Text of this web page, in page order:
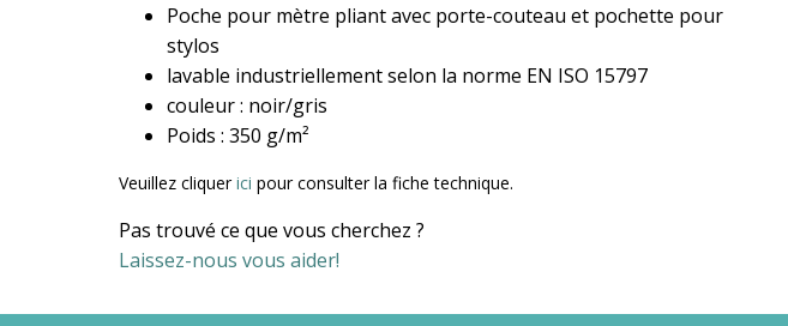
Poche pour mètre pliant avec porte-couteau et pochette pour
stylos
lavable industriellement selon la norme EN ISO 15797
couleur : noir/gris
Poids : 350 g/m²
Veuillez cliquerici pour consulter la fiche technique.
Pas trouvé ce que vous cherchez ?
Laissez-nous vous aider!